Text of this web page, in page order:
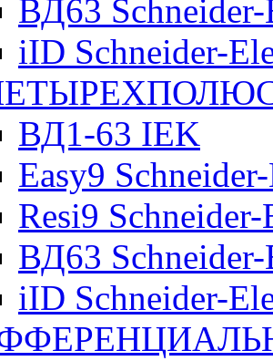
ВД63
iID Schneider-
ВД1-63 IEK
Easy9
Resi9
ВД63
iID Schneider-